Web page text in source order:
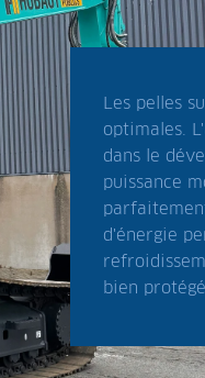
Les pelles
optimales.
dans le
puissance
d'énergie
bien